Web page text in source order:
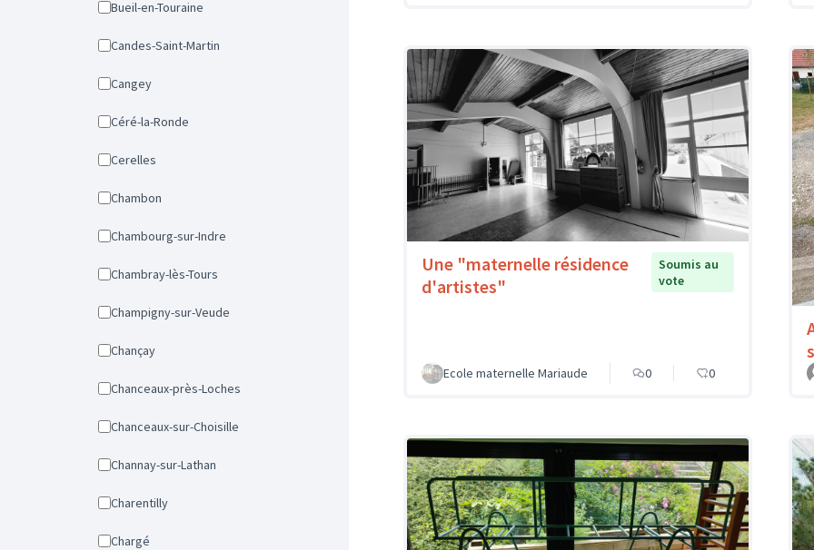
Bueil-en-Touraine
Candes-Saint-Martin
Cangey
Céré-la-Ronde
Cerelles
Chambon
Chambourg-sur-Indre
Chambray-lès-Tours
Champigny-sur-Veude
Chançay
Chanceaux-près-Loches
Chanceaux-sur-Choisille
Channay-sur-Lathan
Charentilly
Chargé
Une "maternelle résidence
d'artistes"
Soumis au
vote
Ecole maternelle Mariaude 0 0